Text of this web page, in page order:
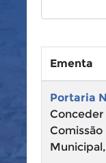
Ementa
Portaria
Conceder